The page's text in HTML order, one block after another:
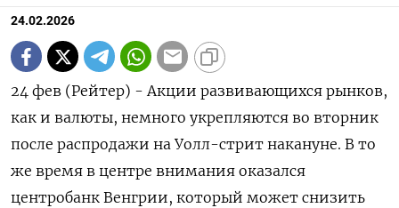
24.02.2026
24 фев (Рейтер) - Акции развивающихся рынков,
как и валюты, немного укрепляются во вторник
после распродажи на Уолл-стрит накануне. В то
же время в центре внимания оказался
центробанк Венгрии, который может снизить